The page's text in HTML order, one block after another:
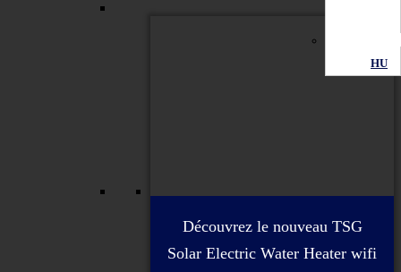
HU
Découvrez le nouveau TSG
Solar Electric Water Heater wifi